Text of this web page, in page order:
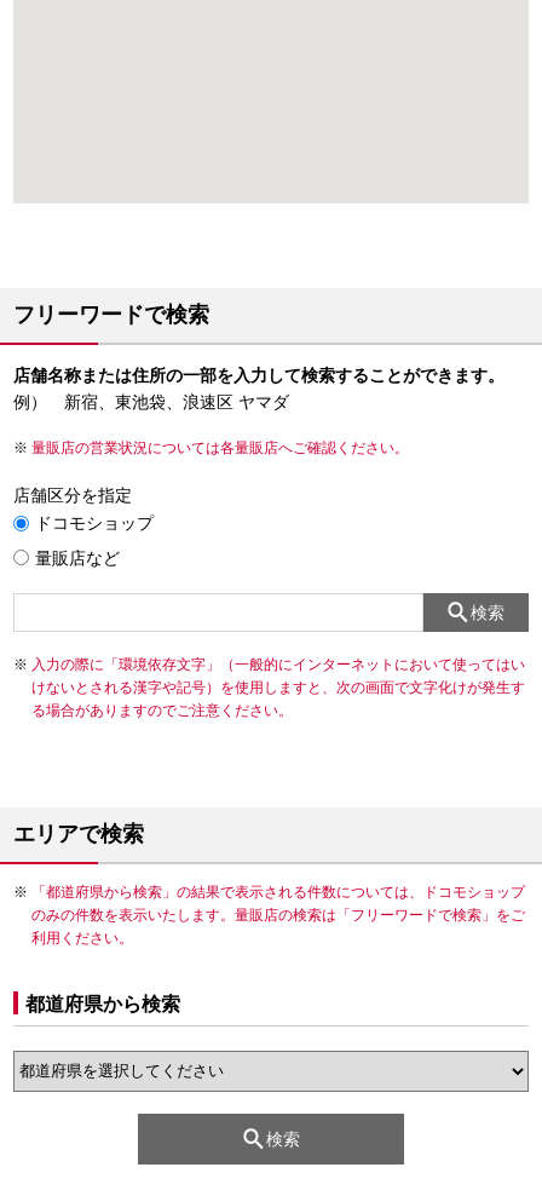
フリーワードで検索
店舗名称または住所の一部を入力して検索することができます。
例） 新宿、東池袋、浪速区 ヤマダ
量販店の営業状況については各量販店へご確認ください。
店舗区分を指定
ドコモショップ
量販店など
検索
入力の際に「環境依存文字」（一般的にインターネットにおいて使ってはい
けないとされる漢字や記号）を使用しますと、次の画面で文字化けが発生す
る場合がありますのでご注意ください。
エリアで検索
「都道府県から検索」の結果で表示される件数については、ドコモショップ
のみの件数を表示いたします。量販店の検索は「フリーワードで検索」をご
利用ください。
都道府県から検索
検索